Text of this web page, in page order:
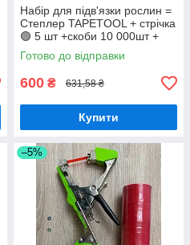
Набір для підв'язки рослин =
Степлер TAPETOOL + стрічка
🟢 5 шт +скоби 10 000шт +
РЕМКОМПЛЕКТ
Готово до відправки
600 ₴ 631,58 ₴
Купити
–5%